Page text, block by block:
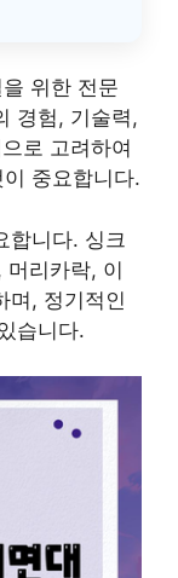
위한 전문
경험, 기술력,
로 고려하여
중요합니다.
합니다. 싱크
리카락, 이
며, 정기적인
습니다.